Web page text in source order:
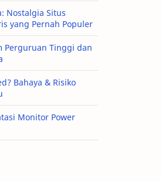
Nostalgia Situs
yang Pernah Populer
Perguruan Tinggi dan
Bahaya & Risiko
Monitor Power